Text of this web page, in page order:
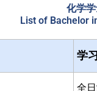
化学
List of Bachelor
学
全日